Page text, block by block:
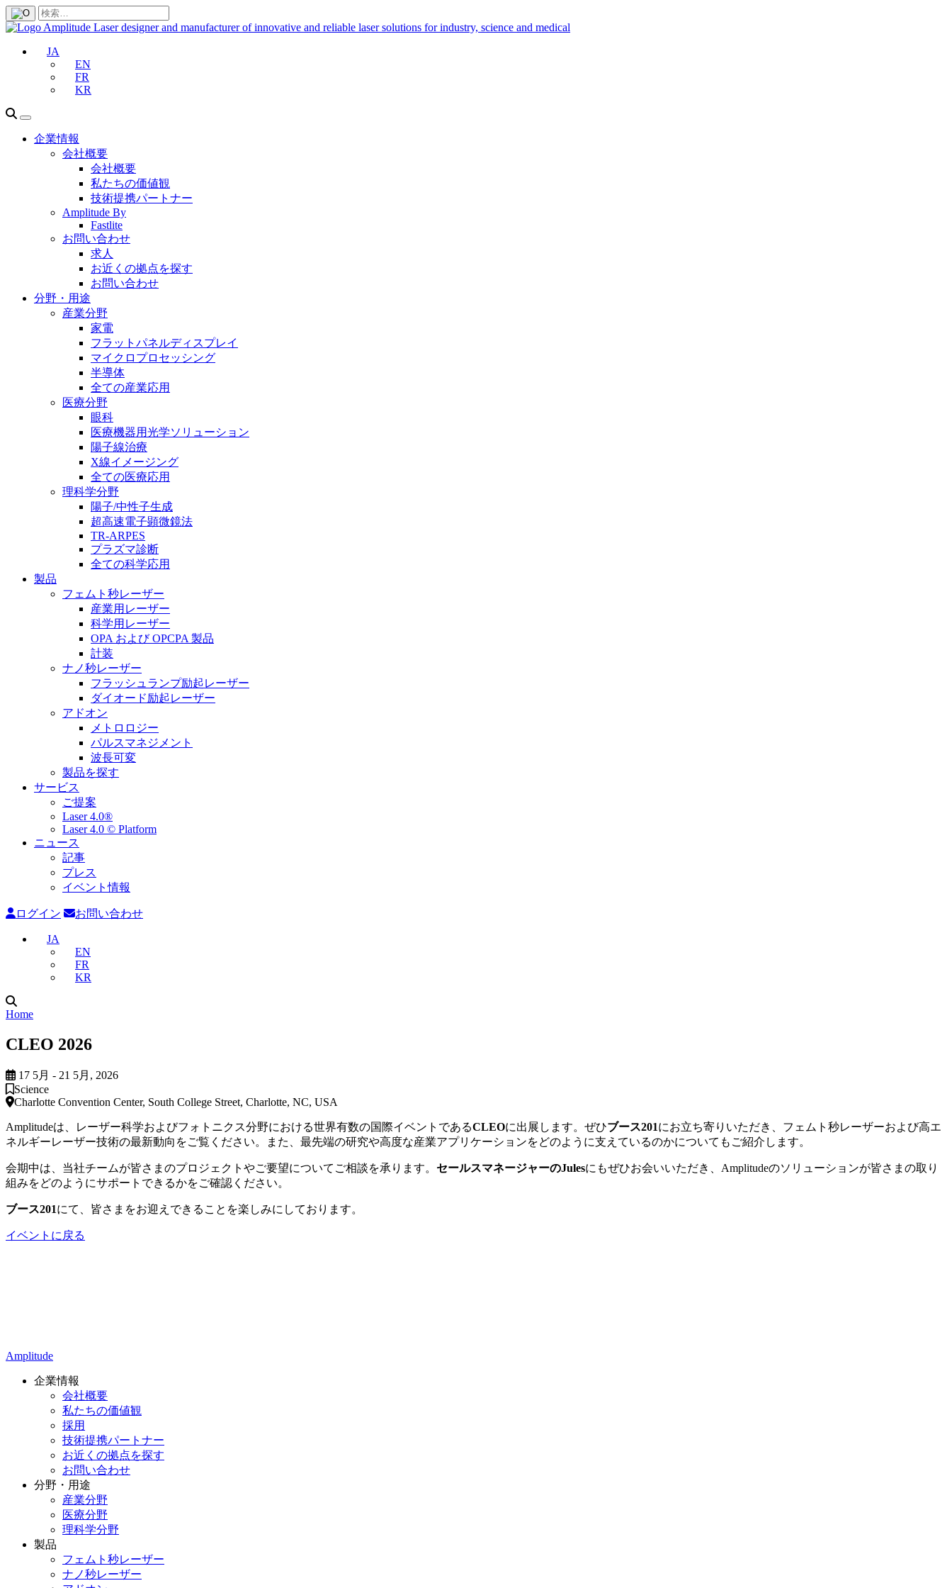
JA
EN
FR
KR
企業情報
会社概要
会社概要
私たちの価値観
技術提携パートナー
Amplitude By
Fastlite
お問い合わせ
求人
お近くの拠点を探す
お問い合わせ
分野・用途
産業分野
家電
フラットパネルディスプレイ
マイクロプロセッシング
半導体
全ての産業応用
医療分野
眼科
医療機器用光学ソリューション
陽子線治療
X線イメージング
全ての医療応用
理科学分野
陽子/中性子生成
超高速電子顕微鏡法
TR-ARPES
プラズマ診断
全ての科学応用
製品
フェムト秒レーザー
産業用レーザー
科学用レーザー
OPA および OPCPA 製品
計装
ナノ秒レーザー
フラッシュランプ励起レーザー
ダイオード励起レーザー
アドオン
メトロロジー
パルスマネジメント
波長可変
製品を探す
サービス
ご提案
Laser 4.0®
Laser 4.0 © Platform
ニュース
記事
プレス
イベント情報
ログイン お問い合わせ
JA
EN
FR
KR
Home
CLEO 2026
17 5月 - 21 5月, 2026
Science
Charlotte Convention Center, South College Street, Charlotte, NC, USA
Amplitudeは、レーザー科学およびフォトニクス分野における世界有数の国際イベントであるCLEOに出展します。ぜひブース201にお立ち寄りいただき、フェムト秒レーザーおよび高エ
ネルギーレーザー技術の最新動向をご覧ください。また、最先端の研究や高度な産業アプリケーションをどのように支えているのかについてもご紹介します。
会期中は、当社チームが皆さまのプロジェクトやご要望についてご相談を承ります。 セールスマネージャーのJulesにもぜひお会いいただき、Amplitudeのソリューションが皆さまの取り
組みをどのようにサポートできるかをご確認ください。
ブース201にて、皆さまをお迎えできることを楽しみにしております。
イベントに戻る
Amplitude
企業情報
会社概要
私たちの価値観
採用
技術提携パートナー
お近くの拠点を探す
お問い合わせ
分野・用途
産業分野
医療分野
理科学分野
製品
フェムト秒レーザー
ナノ秒レーザー